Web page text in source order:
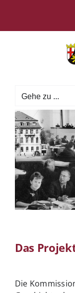
springen
Gehe zu ...
Das
Die